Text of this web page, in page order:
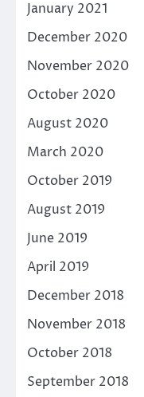
January 2021
December 2020
November 2020
October 2020
August 2020
March 2020
October 2019
August 2019
June 2019
April 2019
December 2018
November 2018
October 2018
September 2018